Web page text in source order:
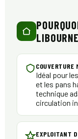
LIBOURNE
COUVERTURE
Idéal pour
et les pans
technique
circulation
EXPLOITANT